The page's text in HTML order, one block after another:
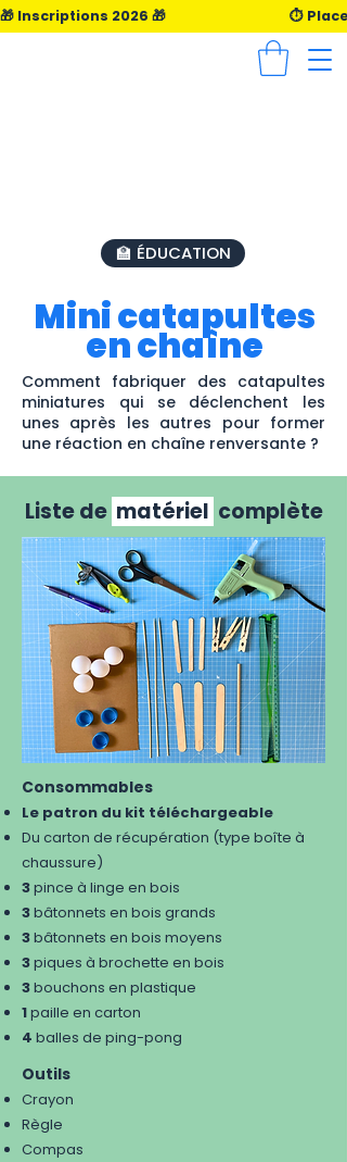
🎁 Inscriptions 2026 🎁
🏫 ÉDUCATION
Mini catapultes
en chaîne
Comment fabriquer des catapultes
miniatures qui se déclenchent les
unes après les autres pour former
une réaction en chaîne renversante ?
Liste de matériel complète
Consommables
Le patron du kit téléchargeable
Du carton de récupération (type boîte à
chaussure)
3pince à linge en bois
3bâtonnets en bois grands
3bâtonnets en bois moyens
3piques à brochette en bois
3bouchons en plastique
1paille en carton
4 balles de ping-pong
Outils
Crayon
Règle
Compas